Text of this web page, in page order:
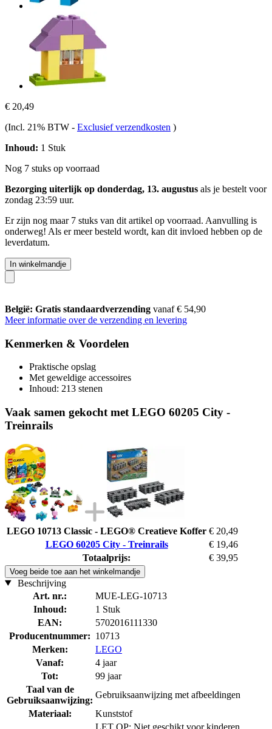
€ 20,49
(Incl. 21% BTW - Exclusief verzendkosten )
Inhoud: 1 Stuk
Nog 7 stuks op voorraad
Bezorging uiterlijk op donderdag, 13. augustus als je bestelt voor
zondag 23:59 uur.
Er zijn nog maar 7 stuks van dit artikel op voorraad. Aanvulling is
onderweg! Als er meer besteld wordt, kan dit invloed hebben op de
leverdatum.
In winkelmandje
België: Gratis standaardverzending vanaf € 54,90
Meer informatie over de verzending en levering
Kenmerken & Voordelen
Praktische opslag
Met geweldige accessoires
Inhoud: 213 stenen
Vaak samen gekocht met LEGO 60205 City -
Treinrails
LEGO 10713 Classic - LEGO® Creatieve Koffer € 20,49
LEGO 60205 City - Treinrails
€ 19,46
Totaalprijs:
€ 39,95
Voeg beide toe aan het winkelmandje
Beschrijving
Art. nr.:
MUE-LEG-10713
Inhoud:
1 Stuk
EAN:
5702016111330
Producentnummer: 10713
Merken:
LEGO
Vanaf:
4 jaar
Tot:
99 jaar
Taal van de
Gebruiksaanwijzing:
Gebruiksaanwijzing met afbeeldingen
Materiaal:
Kunststof
LET OP: Niet geschikt voor kinderen